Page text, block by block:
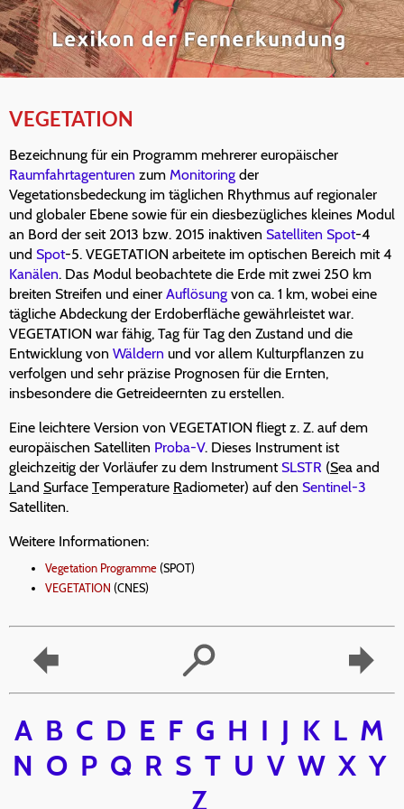
VEGETATION
Bezeichnung für ein Programm mehrerer europäischer
Raumfahrtagenturen zum Monitoring der
Vegetationsbedeckung im täglichen Rhythmus auf regionaler
und globaler Ebene sowie für ein diesbezügliches kleines Modul
an Bord der seit 2013 bzw. 2015 inaktiven Satelliten Spot-4
und Spot-5. VEGETATION arbeitete im optischen Bereich mit 4
Kanälen. Das Modul beobachtete die Erde mit zwei 250 km
breiten Streifen und einer Auflösung von ca. 1 km, wobei eine
tägliche Abdeckung der Erdoberfläche gewährleistet war.
VEGETATION war fähig, Tag für Tag den Zustand und die
Entwicklung von Wäldern und vor allem Kulturpflanzen zu
verfolgen und sehr präzise Prognosen für die Ernten,
insbesondere die Getreideernten zu erstellen.
Eine leichtere Version von VEGETATION fliegt z. Z. auf dem
europäischen Satelliten Proba-V. Dieses Instrument ist
gleichzeitig der Vorläufer zu dem Instrument SLSTR (Sea and
Land Surface Temperature Radiometer) auf den Sentinel-3
Satelliten.
Weitere Informationen:
Vegetation Programme (SPOT)
VEGETATION (CNES)
A B C D E F G H I J K L M
N O P Q R S T U V W X Y
Z